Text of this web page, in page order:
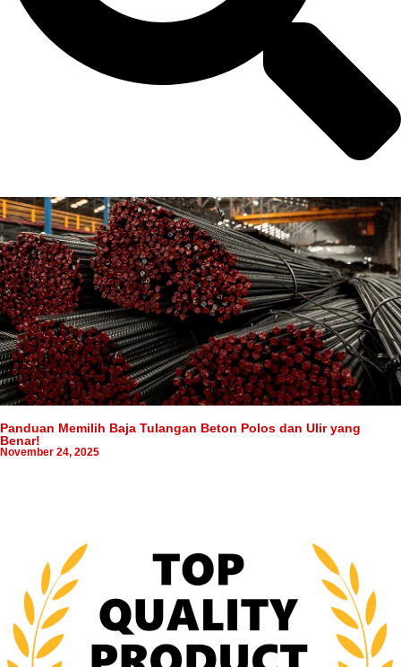
Panduan Memilih Baja Tulangan Beton Polos dan Ulir yang
Benar!
November 24, 2025